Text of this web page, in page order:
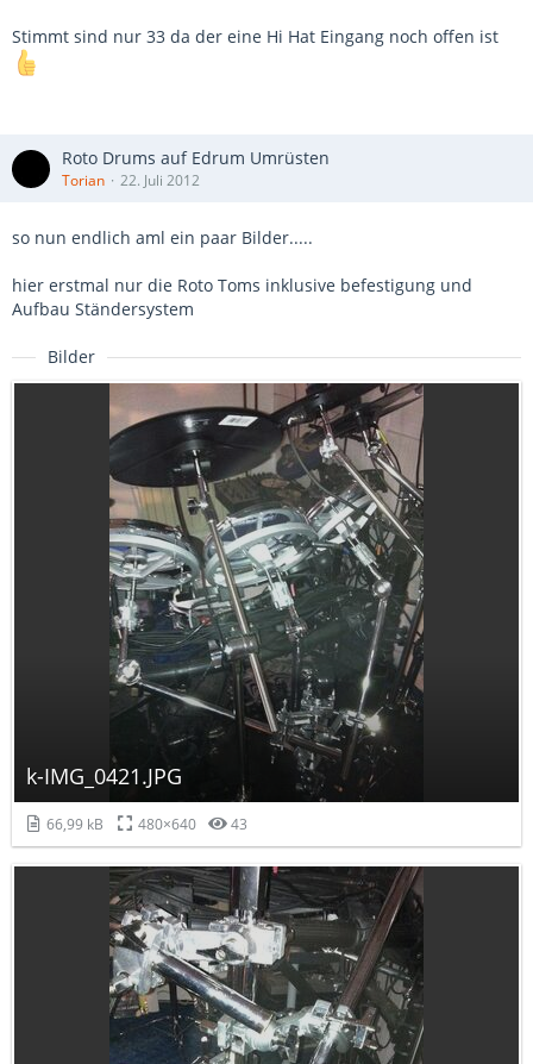
Stimmt sind nur 33 da der eine Hi Hat Eingang noch offen ist
Roto Drums auf Edrum Umrüsten
Torian 22. Juli 2012
so nun endlich aml ein paar Bilder.....
hier erstmal nur die Roto Toms inklusive befestigung und
Aufbau Ständersystem
Bilder
k-IMG_0421.JPG
66,99 kB 480×640 43